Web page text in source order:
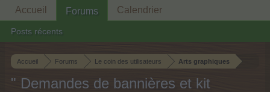
Accueil Forums Le coin des utilisateurs Arts graphiques
" Demandes de bannières et kit
Accueil Forums
Posts récents
Calendrier